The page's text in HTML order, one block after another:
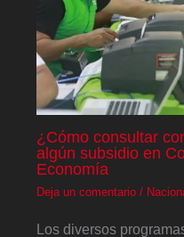
¿Cómo consultar
algún subsidio en
Economía
Deja un comentario /
Los diversos